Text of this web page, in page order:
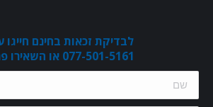
לבדיקת זכאות בחינם חייגו
077-501-5161 או השאירו פרטים